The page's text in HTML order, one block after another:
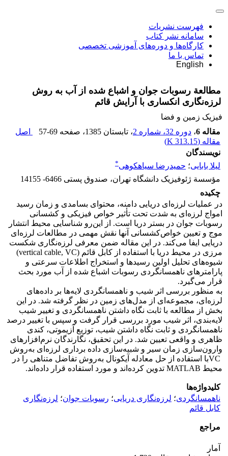
فهرست نشریات
سامانه نشر کتاب
کارگاه‌ها و دوره‌های آموزشی تخصصی
تماس با ما
English
مطالعة رسوبات جوان و اشباع شده از آب به روش
لرزه‌نگاری انکساری با آرایش قائم
فیزیک زمین و فضا
مقاله 6
، دوره 32، شماره 2 ، تابستان 1385 ، صفحه 57-69
اصل
مقاله (313.15 K
)
نویسندگان
لیلا بابایی؛ حمیدرضا سیاهکوهی*
مؤسسة ژئوفیزیک دانشگاه تهران، صندوق پستی 6466- 14155
چکیده
در عملیات لرزه‌ای دریایی دامنه، محتوای بسامدی و زمان رسید
امواج لرزه‌ای به شدت تحت تأثیر خواص فیزیکی و کشسانی
رسوبات ‌جوان در بستر دریا است. از این‌رو شناسایی محیط انتشار
موج و تعیین ‌خواص‌کشسانی آنها نقش مهمی در مطالعات لرزه‌ای
دریایی ایفا می‌کند. در این مقاله ضمن معرفی لرزه‌نگاری شکست
مرزی در محیط دریا با استفاده از کابل قائم (vertical cable, VC)
شیوه‌های تحلیل اولین رسیدها و استخراج اطلاعات سرعتی و
پارامترهای ناهمسانگردی رسوبات اشباع شده از آب مورد بحث
قرار می‌گیرد.
به منظور بررسی اثر شیب و ناهمسانگردی لایه‌ها بر داده‌های
لرزه‌ای، مجموعه‌ای از مدل‌های زمین در نظر گرفته شد. در این
بخش از مطالعه با ثابت نگاه داشتن ناهمسانگردی و تغییر شیب
لایه‌بندی، اثر شیب مورد بررسی قرار گرفت و سپس با تغییر درصد
ناهمسانگردی و ثابت نگاه داشتن شیب، توزیع آزیموتی، کندی
ظاهری و واقعی تعیین شد. در این تحقیق، نگارندگان نرم‌افزارهای
وارون‌سازی زمان سیر و شبیه‌سازی داده برداری لرزه‌ای به‌روش
VCبا استفاده از حل معادله آیکونال به‌روش تفاضل متناهی را در
محیط MATLAB تدوین کرده‌اند و مورد استفاده قرار داده‌اند.
کلیدواژه‌ها
ناهمسانگردی؛ لرزه‌نگاری دریایی؛ رسوبات جوان؛ لرزه‌نگاری
کابل قائم
مراجع
آمار